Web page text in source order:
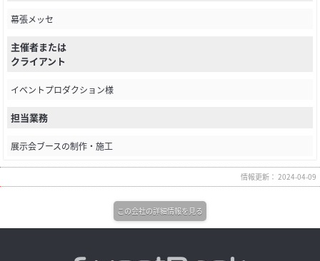
幕張メッセ
主催者または
クライアント
イベントプロダクション様
担当業務
展示会ブースの制作・施工
情報更新： 2024-04-09
この会社の詳細情報を見る